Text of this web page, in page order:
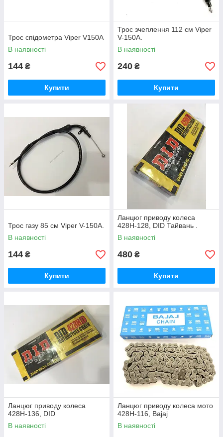
Трос спідометра Viper V150A
В наявності
144 ₴
Купити
Трос зчеплення 112 см Viper
V-150A.
В наявності
240 ₴
Купити
Трос газу 85 см Viper V-150A.
В наявності
144 ₴
Купити
Ланцюг приводу колеса
428H-128, DID Тайвань .
В наявності
480 ₴
Купити
Ланцюг приводу колеса
428H-136, DID
В наявності
Ланцюг приводу колеса мото
428Н-116, Bajaj
В наявності